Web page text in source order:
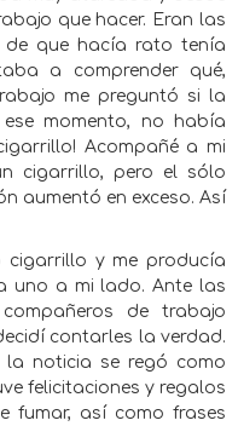
que hacer. Eran las
de que hacía rato tenía
a comprender qué,
me preguntó si la
momento, no había
Acompañé a mi
cigarrillo, pero el sólo
aumentó en exceso. Así
y me producía
uno a mi lado. Ante las
de trabajo
contarles la verdad.
la noticia se regó como
felicitaciones y regalos
fumar, así como frases